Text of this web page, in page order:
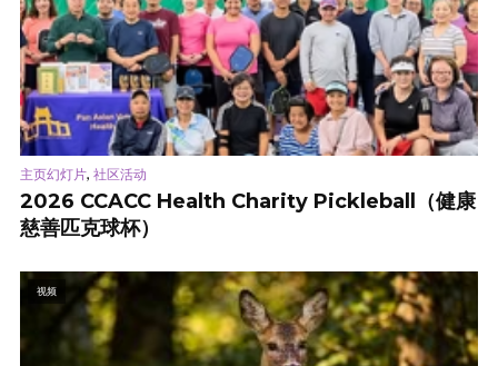
主页幻灯片, 社区活动
2026 CCACC Health Charity Pickleball（健康
慈善匹克球杯）
视频